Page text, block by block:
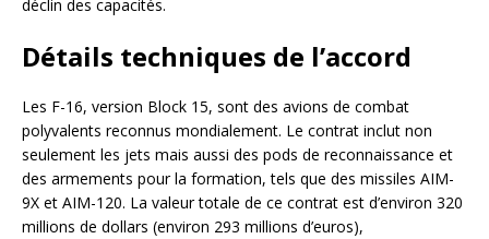
déclin des capacités.
Détails techniques de l’accord
Les F-16, version Block 15, sont des avions de combat
polyvalents reconnus mondialement. Le contrat inclut non
seulement les jets mais aussi des pods de reconnaissance et
des armements pour la formation, tels que des missiles AIM-
9X et AIM-120. La valeur totale de ce contrat est d’environ 320
millions de dollars (environ 293 millions d’euros),